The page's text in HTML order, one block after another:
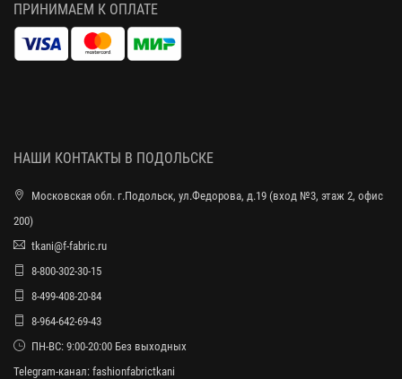
ПРИНИМАЕМ К ОПЛАТЕ
НАШИ КОНТАКТЫ В ПОДОЛЬСКЕ
Московская обл. г.Подольск, ул.Федорова, д.19 (вход №3, этаж 2, офис
200)
tkani@f-fabric.ru
8-800-302-30-15
8-499-408-20-84
8-964-642-69-43
ПН-ВС: 9:00-20:00 Без выходных
Telegram-канал: fashionfabrictkani